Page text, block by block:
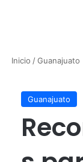
Inicio /Guanajuato
Guanajuato